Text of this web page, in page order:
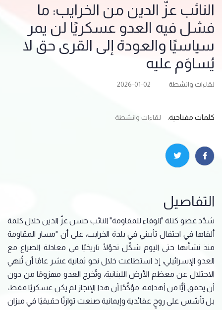
النائب عزّ الدين من الخرايب: ما
فشل فيه العدو عسكريًا لن يمر
سياسيًا والعودة إلى القرى حق لا
يُساوَم عليه
لقاءات وانشطة 2026-01-02
كلمات مفتاحية: لقاءات وانشطة
التفاصيل
شدّد عضو كتلة "الوفاء للمقاومة" النائب حسن عزّ الدين خلال كلمة
ألقاها في احتفال تأبيني في بلدة الخرايب، على أن "مسار المقاومة
منذ نشأتها حتى اليوم شكّل تحوّلًا تاريخيًا في معادلة الصراع مع
العدو الإسرائيلي، إذ استطاعت خلال نحو ثمانية عشر عامًا أن تُنهي
الاحتلال عن معظم الأرض اللبنانية، وتُخرج العدو مهزومًا من دون
أن يحقق أيًّا من أهدافه، مؤكّدًا أن هذا الإنجاز لم يكن عسكريًا فقط،
بل تأسّس على روحٍ عقائدية وإيمانية صنعت توازنًا حقيقيًا في ميزان